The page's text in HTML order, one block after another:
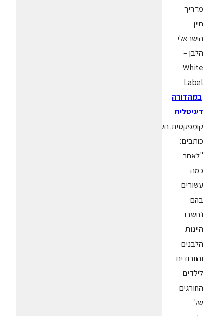
מדריך
היין
הישראלי
הלבן –
White
Label
במהדורה
דיגיטלית
קומפקטית. השניים
כותבים:
"לאחר
כמה
עשורים
בהם
נחשבו
היינות
הלבנים
והוורודים
לילדים
החורגים
של